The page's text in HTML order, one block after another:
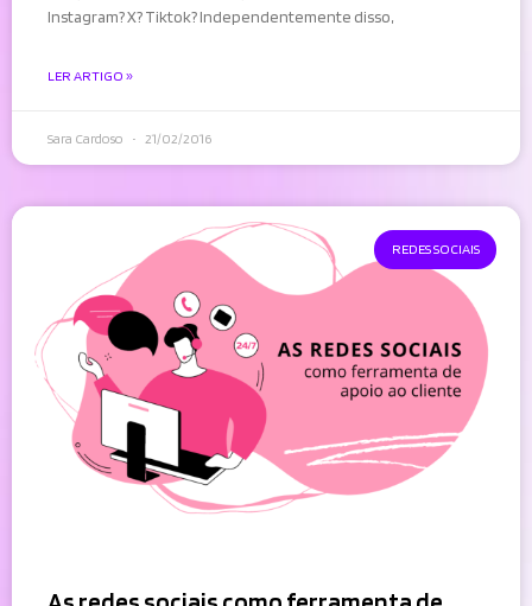
Instagram? X? Tiktok? Independentemente disso,
LER ARTIGO »
Sara Cardoso 21/02/2016
REDES SOCIAIS